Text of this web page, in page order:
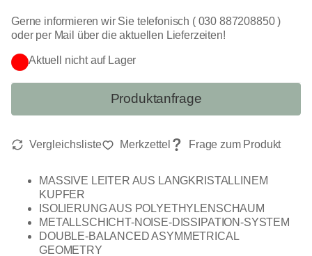
MASSIVE LEITER AUS LANGKRISTALLINEM
KUPFER
ISOLIERUNG AUS POLYETHYLENSCHAUM
METALLSCHICHT-NOISE-DISSIPATION-SYSTEM
DOUBLE-BALANCED ASYMMETRICAL
GEOMETRY
Aktuell nicht auf Lager
Gerne informieren wir Sie telefonisch ( 030 887208850 )
oder per Mail über die aktuellen Lieferzeiten!
Produktanfrage